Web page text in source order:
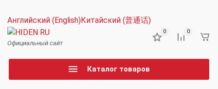
Английский (English)Китайский (普通话)
Официальный сайт
Каталог товаров
0 0